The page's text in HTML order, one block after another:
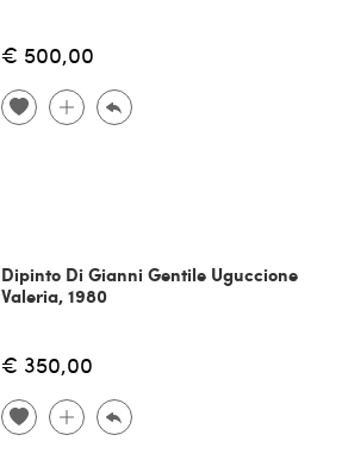
€ 500,00
Dipinto Di Gianni Gentile Uguccione
Valeria, 1980
€ 350,00